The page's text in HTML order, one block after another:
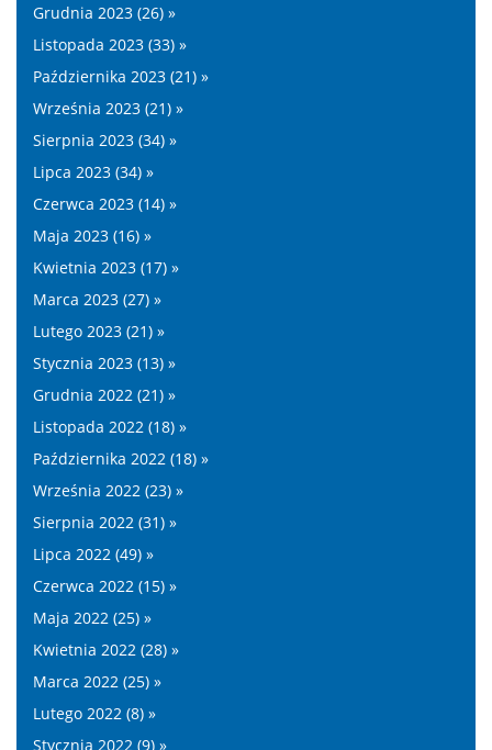
Grudnia 2023 (26) »
Listopada 2023 (33) »
Października 2023 (21) »
Września 2023 (21) »
Sierpnia 2023 (34) »
Lipca 2023 (34) »
Czerwca 2023 (14) »
Maja 2023 (16) »
Kwietnia 2023 (17) »
Marca 2023 (27) »
Lutego 2023 (21) »
Stycznia 2023 (13) »
Grudnia 2022 (21) »
Listopada 2022 (18) »
Października 2022 (18) »
Września 2022 (23) »
Sierpnia 2022 (31) »
Lipca 2022 (49) »
Czerwca 2022 (15) »
Maja 2022 (25) »
Kwietnia 2022 (28) »
Marca 2022 (25) »
Lutego 2022 (8) »
Stycznia 2022 (9) »